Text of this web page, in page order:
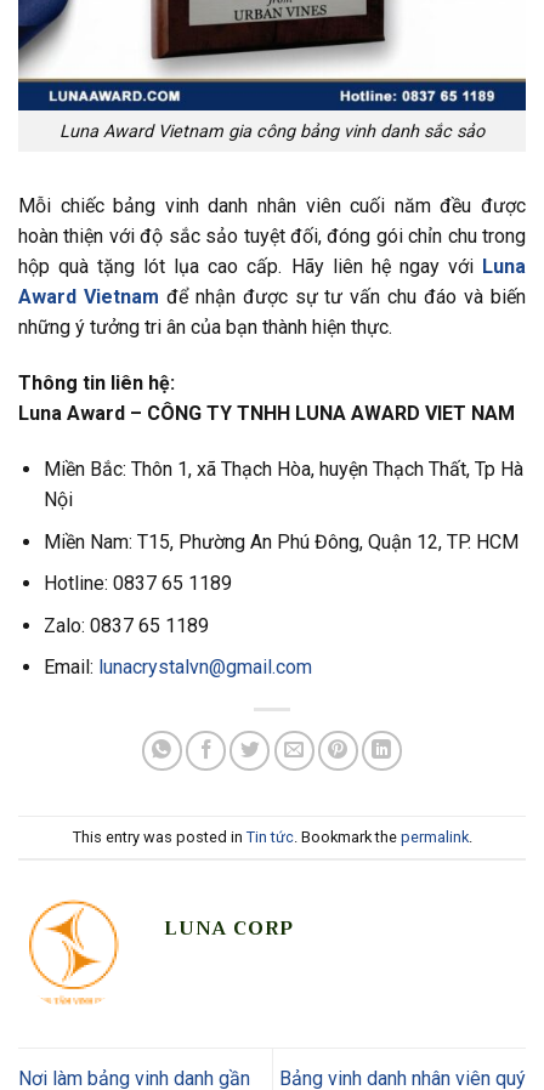
Luna Award Vietnam gia công bảng vinh danh sắc sảo
Mỗi chiếc bảng vinh danh nhân viên cuối năm đều được
hoàn thiện với độ sắc sảo tuyệt đối, đóng gói chỉn chu trong
hộp quà tặng lót lụa cao cấp. Hãy liên hệ ngay với Luna
Award Vietnam để nhận được sự tư vấn chu đáo và biến
những ý tưởng tri ân của bạn thành hiện thực.
Thông tin liên hệ:
Luna Award – CÔNG TY TNHH LUNA AWARD VIET NAM
Miền Bắc: Thôn 1, xã Thạch Hòa, huyện Thạch Thất, Tp Hà
Nội
Miền Nam: T15, Phường An Phú Đông, Quận 12, TP. HCM
Hotline: 0837 65 1189
Zalo: 0837 65 1189
Email: lunacrystalvn@gmail.com
This entry was posted in Tin tức. Bookmark the permalink.
LUNA CORP
Nơi làm bảng vinh danh gần Bảng vinh danh nhân viên quý